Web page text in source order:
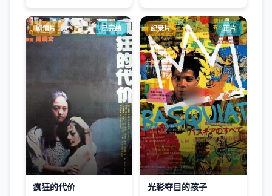
剧情片 已完结
疯狂的代价
纪录片 正片
光彩夺目的孩子